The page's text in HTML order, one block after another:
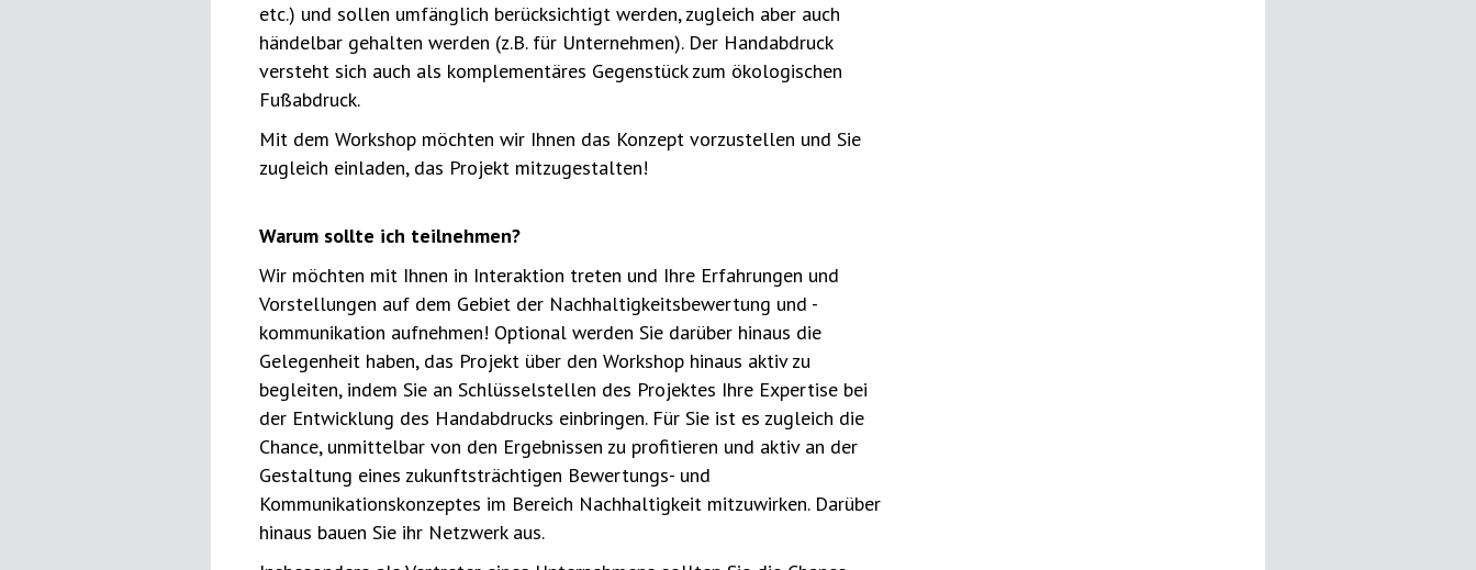
etc.) und sollen umfänglich berücksichtigt werden, zugleich aber auch
händelbar gehalten werden (z.B. für Unternehmen). Der Handabdruck
versteht sich auch als komplementäres Gegenstück zum ökologischen
Fußabdruck.
Mit dem Workshop möchten wir Ihnen das Konzept vorzustellen und Sie
zugleich einladen, das Projekt mitzugestalten!
Warum sollte ich teilnehmen?
Wir möchten mit Ihnen in Interaktion treten und Ihre Erfahrungen und
Vorstellungen auf dem Gebiet der Nachhaltigkeitsbewertung und -
kommunikation aufnehmen! Optional werden Sie darüber hinaus die
Gelegenheit haben, das Projekt über den Workshop hinaus aktiv zu
begleiten, indem Sie an Schlüsselstellen des Projektes Ihre Expertise bei
der Entwicklung des Handabdrucks einbringen. Für Sie ist es zugleich die
Chance, unmittelbar von den Ergebnissen zu profitieren und aktiv an der
Gestaltung eines zukunftsträchtigen Bewertungs- und
Kommunikationskonzeptes im Bereich Nachhaltigkeit mitzuwirken. Darüber
hinaus bauen Sie ihr Netzwerk aus.